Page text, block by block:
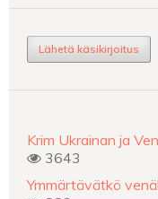
Lähetä käsikirjoitus
Krim Ukrainan ja
3643
Ymmärtävätkö